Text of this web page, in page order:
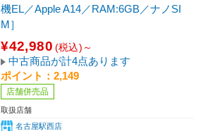
機EL／Apple A14／RAM:6GB／ナノSI
M］
¥42,980 (税込)～
中古商品が計4点あります
ポイント：2,149
店舗併売品
取扱店舗
名古屋駅西店